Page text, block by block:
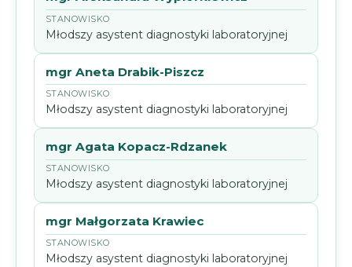
Młodszy asystent diagnostyki laboratoryjnej
mgr Aneta Drabik-Piszcz
Młodszy asystent diagnostyki laboratoryjnej
mgr Agata Kopacz-Rdzanek
Młodszy asystent diagnostyki laboratoryjnej
mgr Małgorzata Krawiec
Młodszy asystent diagnostyki laboratoryjnej